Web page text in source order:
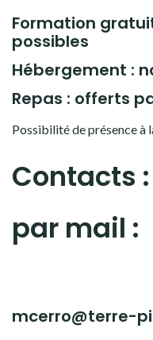
Formation
possibles
Hébergement :
Repas : offerts
Possibilité de présence à
Contacts :
par mail :
mcerro@terre-